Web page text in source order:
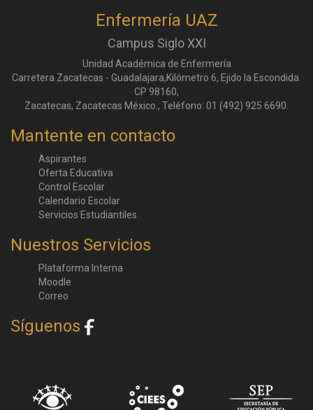
Enfermería UAZ
Campus Siglo XXI
Unidad Académica de Enfermería
Carretera Zacatecas - Guadalajara,Kilómetro 6, Ejido la Escondida.
CP 98160,
Zacatecas, Zacatecas México., Teléfono: 01 (492) 925 6690.
Mantente en contacto
Aspirantes
Oferta Educativa
Control Escolar
Calendario Escolar
Servicios Estudiantiles
Nuestros Servicios
Plataforma Interna
Moodle
Correo
Síguenos